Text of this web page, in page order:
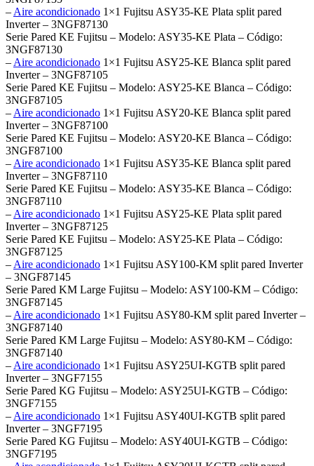
–Aire acondicionado 1×1 Fujitsu ASY35-KE Plata split pared
Inverter – 3NGF87130
Serie Pared KE Fujitsu – Modelo: ASY35-KE Plata – Código:
3NGF87130
–Aire acondicionado 1×1 Fujitsu ASY25-KE Blanca split pared
Inverter – 3NGF87105
Serie Pared KE Fujitsu – Modelo: ASY25-KE Blanca – Código:
3NGF87105
–Aire acondicionado 1×1 Fujitsu ASY20-KE Blanca split pared
Inverter – 3NGF87100
Serie Pared KE Fujitsu – Modelo: ASY20-KE Blanca – Código:
3NGF87100
–Aire acondicionado 1×1 Fujitsu ASY35-KE Blanca split pared
Inverter – 3NGF87110
Serie Pared KE Fujitsu – Modelo: ASY35-KE Blanca – Código:
3NGF87110
–Aire acondicionado 1×1 Fujitsu ASY25-KE Plata split pared
Inverter – 3NGF87125
Serie Pared KE Fujitsu – Modelo: ASY25-KE Plata – Código:
3NGF87125
–Aire acondicionado 1×1 Fujitsu ASY100-KM split pared Inverter
– 3NGF87145
Serie Pared KM Large Fujitsu – Modelo: ASY100-KM – Código:
3NGF87145
–Aire acondicionado 1×1 Fujitsu ASY80-KM split pared Inverter –
3NGF87140
Serie Pared KM Large Fujitsu – Modelo: ASY80-KM – Código:
3NGF87140
–Aire acondicionado 1×1 Fujitsu ASY25UI-KGTB split pared
Inverter – 3NGF7155
Serie Pared KG Fujitsu – Modelo: ASY25UI-KGTB – Código:
3NGF7155
–Aire acondicionado 1×1 Fujitsu ASY40UI-KGTB split pared
Inverter – 3NGF7195
Serie Pared KG Fujitsu – Modelo: ASY40UI-KGTB – Código:
3NGF7195